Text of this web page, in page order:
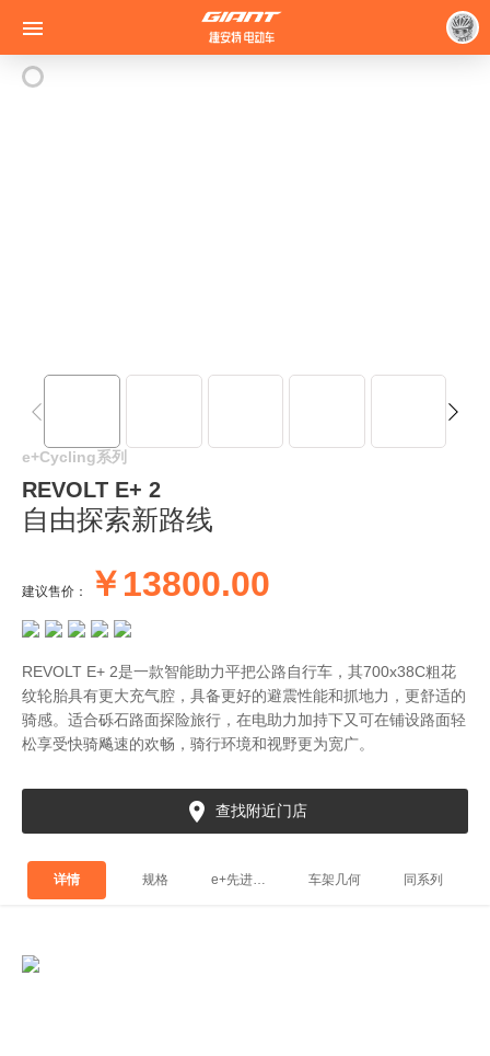

e+Cycling系列
REVOLT E+ 2
自由探索新路线
建议售价： ￥13800.00
REVOLT E+ 2是一款智能助力平把公路自行车，其700x38C粗花
纹轮胎具有更大充气腔，具备更好的避震性能和抓地力，更舒适的
骑感。适合砾石路面探险旅行，在电助力加持下又可在铺设路面轻
松享受快骑飚速的欢畅，骑行环境和视野更为宽广。
 查找附近门店
详情 规格 e+先进科技 车架几何 同系列